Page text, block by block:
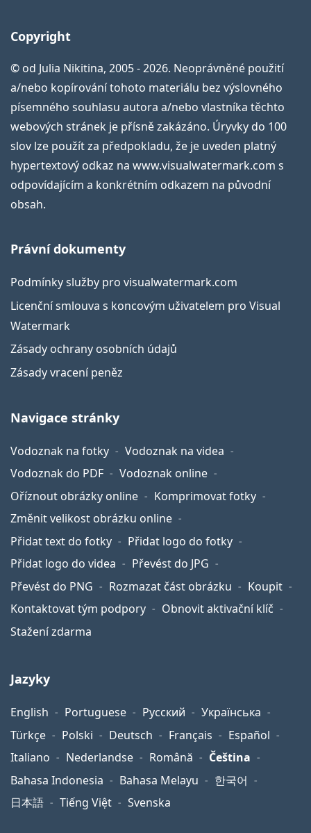
Copyright
© od Julia Nikitina, 2005 - 2026. Neoprávněné použití
a/nebo kopírování tohoto materiálu bez výslovného
písemného souhlasu autora a/nebo vlastníka těchto
webových stránek je přísně zakázáno. Úryvky do 100
slov lze použít za předpokladu, že je uveden platný
hypertextový odkaz na www.visualwatermark.com s
odpovídajícím a konkrétním odkazem na původní
obsah.
Právní dokumenty
Podmínky služby pro visualwatermark.com
Licenční smlouva s koncovým uživatelem pro Visual
Watermark
Zásady ochrany osobních údajů
Zásady vracení peněz
Navigace stránky
Vodoznak na fotky
Vodoznak na videa
Vodoznak do PDF
Vodoznak online
Oříznout obrázky online
Komprimovat fotky
Změnit velikost obrázku online
Přidat text do fotky
Přidat logo do fotky
Přidat logo do videa
Převést do JPG
Převést do PNG
Rozmazat část obrázku
Koupit
Kontaktovat tým podpory
Obnovit aktivační klíč
Stažení zdarma
Jazyky
English Portuguese Русский
Українська
Türkçe
Polski Deutsch Français
Español
Italiano
Nederlandse Română
Čeština
Bahasa Indonesia
Bahasa Melayu
한국어
日本語
Tiếng Việt Svenska